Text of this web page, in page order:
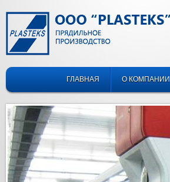
ГЛАВНАЯ О КОМПАНИИ